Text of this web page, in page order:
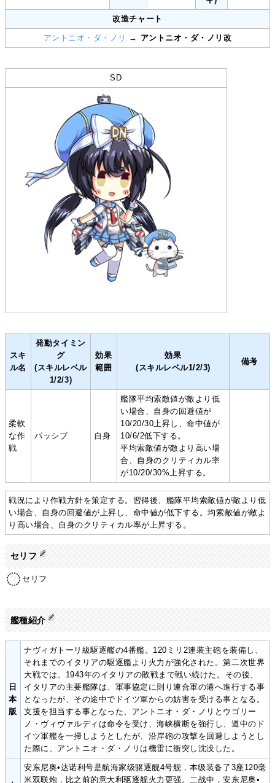
改造チャート
アントニオ・ダ・ノリ → アントニオ・ダ・ノリ改
SD
スキ
ル名
発動タイミン
グ
(スキルレベル
1/2/3)
効果
範囲
効果
(スキルレベル1/2/3)
備考
柔軟
な作
戦
パッシブ 自身
艦隊平均索敵値が敵より低
い場合、自身の回避値が
10/20/30上昇し、命中値が
10/6/2低下する。
平均索敵値が敵より高い場
合、自身のクリティカル率
が10/20/30%上昇する。
戦況により作戦方針を策定する。習得後、艦隊平均索敵値が敵より低
い場合、自身の回避値が上昇し、命中値が低下する。均索敵値が敵よ
り高い場合、自身のクリティカル率が上昇する。
セリフ
セリフ
艦種紹介
日
本
版
ナヴィガトーリ級駆逐艦の4番艦。120ミリ2連装主砲を装備し、
それまでのイタリアの駆逐艦より火力が強化された。第二次世界
大戦では、1943年のイタリアの敗戦まで戦い続けた。その後、
イタリアの主要艦隊は、軍事協定に則り連合軍の港へ進行する事
となったが、その途中でドイツ軍からの妨害を受ける事となる。
支援を担当する事となった、アントニオ・ダ・ノリとウゴリー
ノ・ヴィヴァルディは命令を受け、海峡横断を強行し、道中のド
イツ軍艦を一掃しようとしたが、沿岸砲の攻撃を回避しようとし
た際に、アントニオ・ダ・ノリは機雷に衝突し沈没した。
安东尼奥•达诺利号是航海家级驱逐舰4号舰，本级装备了3座120毫
米双联炮，比之前的意大利驱逐舰火力更强。二战中，安东尼奥•